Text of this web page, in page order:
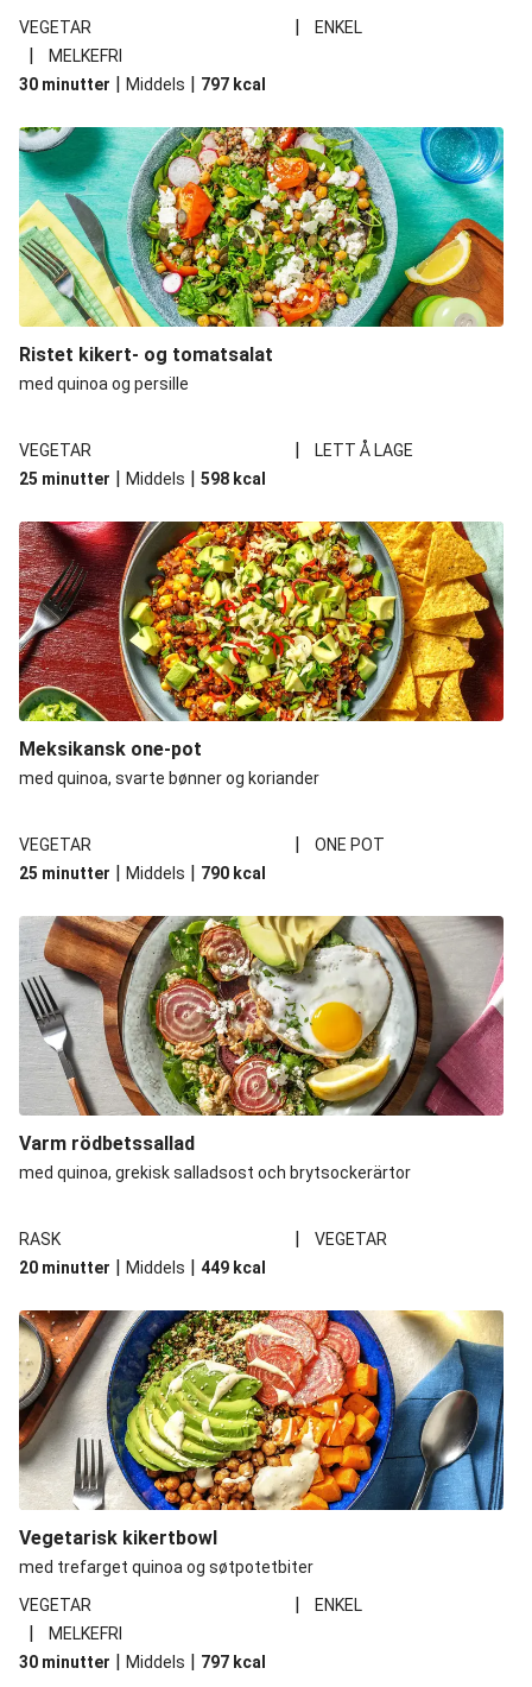
VEGETAR
| ENKEL
|
MELKEFRI
30 minutter | Middels | 797 kcal
Ristet kikert- og tomatsalat
med quinoa og persille
VEGETAR |
LETT Å LAGE
25 minutter | Middels | 598 kcal
Meksikansk one-pot
med quinoa, svarte bønner og koriander
VEGETAR |
ONE POT
25 minutter | Middels | 790 kcal
Varm rödbetssallad
med quinoa, grekisk salladsost och brytsockerärtor
RASK |
VEGETAR
20 minutter | Middels | 449 kcal
Vegetarisk kikertbowl
med trefarget quinoa og søtpotetbiter
VEGETAR
| ENKEL
|
MELKEFRI
30 minutter | Middels | 797 kcal